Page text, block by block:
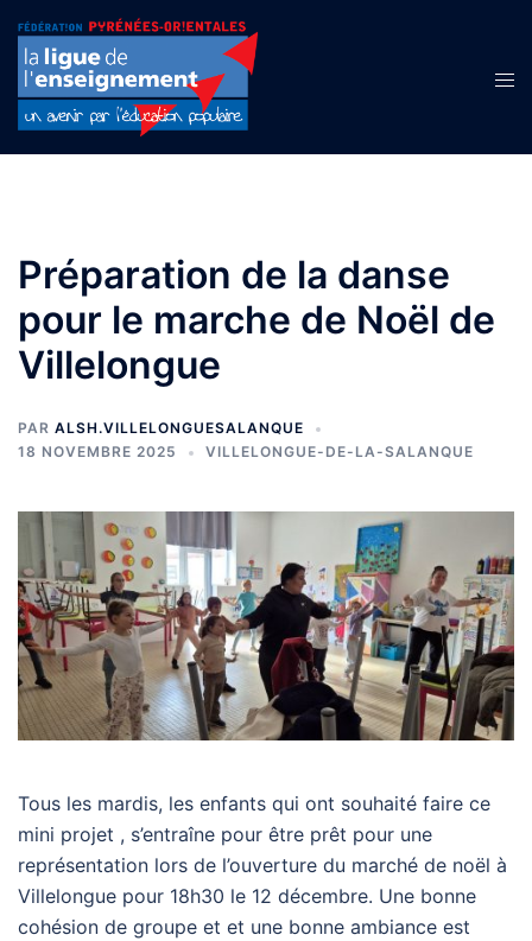
contenu
Préparation de la danse
pour le marche de Noël de
Villelongue
PAR ALSH.VILLELONGUESALANQUE
18 NOVEMBRE 2025
VILLELONGUE-DE-LA-SALANQUE
Tous les mardis, les enfants qui ont souhaité faire ce
mini projet , s’entraîne pour être prêt pour une
représentation lors de l’ouverture du marché de noël à
Villelongue pour 18h30 le 12 décembre. Une bonne
cohésion de groupe et et une bonne ambiance est